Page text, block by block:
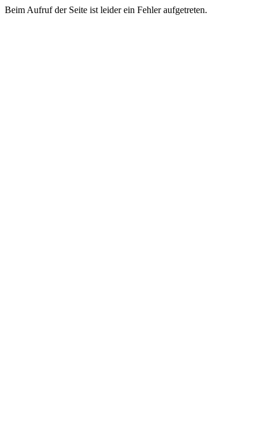
Beim Aufruf der Seite ist leider ein Fehler aufgetreten.